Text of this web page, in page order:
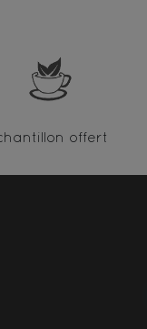
offert